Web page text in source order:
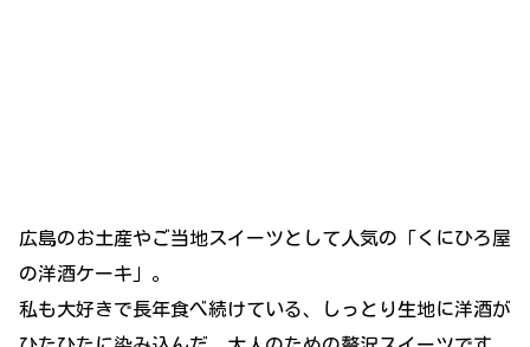
広島のお土産やご当地スイーツとして人気の「くにひろ屋
の洋酒ケーキ」。
私も大好きで長年食べ続けている、しっとり生地に洋酒が